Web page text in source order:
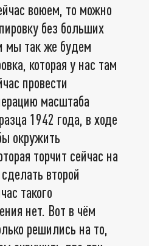
воюем, то можно
без больших
мы так же будем
которая у нас там
провести
масштаба
1942 года, в ходе
окружить
торчит сейчас на
второй
такого
нет. Вот в чём
решились на то,